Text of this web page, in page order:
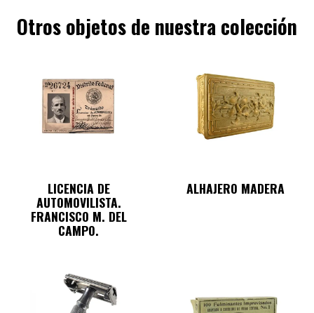
Otros objetos de nuestra colección
LICENCIA DE
AUTOMOVILISTA.
FRANCISCO M. DEL
CAMPO.
ALHAJERO MADERA